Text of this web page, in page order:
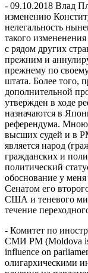
- 09.10.2018 Влад
изменению
нелегальность
такого
с рядом других
прежним и
прежнему по
штата. Более того,
дополнительной
утвержден в ходе
назначаются в
референдума. Мною
высших судей и в
является народ
гражданских и
политический
обоснование у
Сенатом его
США и теневого
течение
- Комитет по
СМИ РМ (Moldova is
influence on
олигархическими